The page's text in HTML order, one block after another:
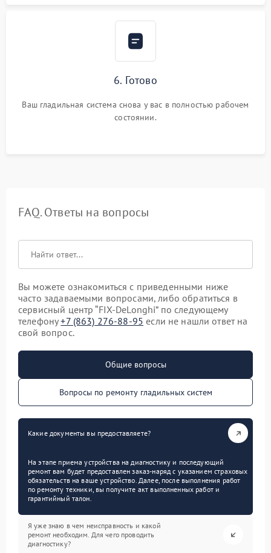
6. Готово
Ваш гладильная система снова у вас в полностью рабочем
состоянии.
FAQ. Ответы на вопросы
Вы можете ознакомиться с приведенными ниже
часто задаваемыми вопросами, либо обратиться в
сервисный центр “FIX-DeLonghi” по следующему
телефону+7 (863) 276-88-95 если не нашли ответ на
свой вопрос.
Общие вопросы
Вопросы по ремонту гладильных систем
Какие документы вы предоставляете?
На этапе приема устройства на диагностику и последующий
ремонт вам будет предоставлен заказ-наряд с указанием страховых
обязательств на ваше устройство. Далее, после выполнения работ
по ремонту техники, вы получите акт выполненных работ и
гарантийный талон.
Я уже знаю в чем неисправность и какой
ремонт необходим. Для чего проводить
диагностику?